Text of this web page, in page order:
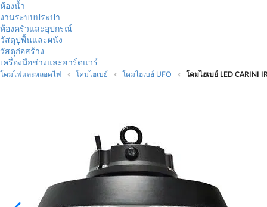
ห้องน้ำ
งานระบบประปา
ห้องครัวและอุปกรณ์
วัสดุปูพื้นและผนัง
วัสดุก่อสร้าง
เครื่องมือช่างและฮาร์ดแวร์
โคมไฟและหลอดไฟ โคมไฮเบย์ โคมไฮเบย์ UFO โคมไฮเบย์ LED CARINI